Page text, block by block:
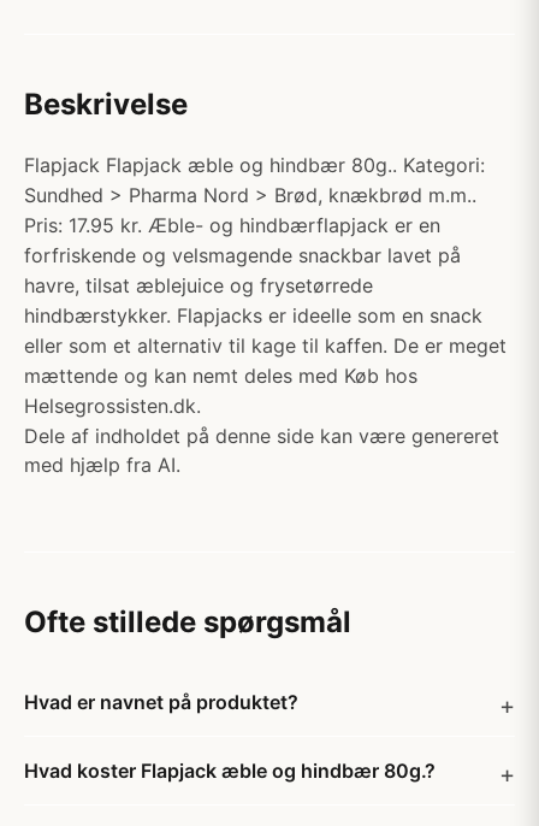
Beskrivelse
Flapjack Flapjack æble og hindbær 80g.. Kategori:
Sundhed > Pharma Nord > Brød, knækbrød m.m..
Pris: 17.95 kr. Æble- og hindbærflapjack er en
forfriskende og velsmagende snackbar lavet på
havre, tilsat æblejuice og frysetørrede
hindbærstykker. Flapjacks er ideelle som en snack
eller som et alternativ til kage til kaffen. De er meget
mættende og kan nemt deles med Køb hos
Helsegrossisten.dk.
Dele af indholdet på denne side kan være genereret
med hjælp fra AI.
Ofte stillede spørgsmål
Hvad er navnet på produktet?
Hvad koster Flapjack æble og hindbær 80g.?